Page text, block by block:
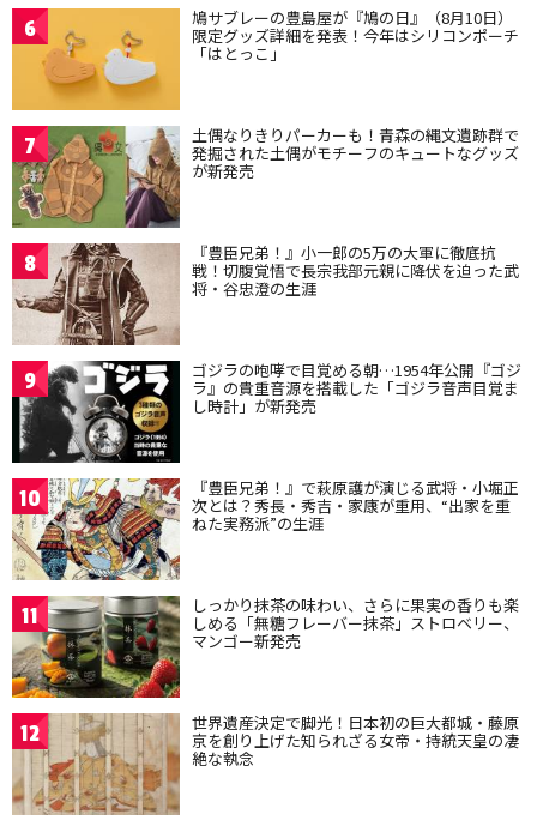
6 鳩サブレーの豊島屋が『鳩の日』（8月10日）
限定グッズ詳細を発表！今年はシリコンポーチ
「はとっこ」
7 土偶なりきりパーカーも！青森の縄文遺跡群で
発掘された土偶がモチーフのキュートなグッズ
が新発売
8 『豊臣兄弟！』小一郎の5万の大軍に徹底抗
戦！切腹覚悟で長宗我部元親に降伏を迫った武
将・谷忠澄の生涯
9 ゴジラの咆哮で目覚める朝…1954年公開『ゴジ
ラ』の貴重音源を搭載した「ゴジラ音声目覚ま
し時計」が新発売
10 『豊臣兄弟！』で萩原護が演じる武将・小堀正
次とは？秀長・秀吉・家康が重用、“出家を重
ねた実務派”の生涯
11 しっかり抹茶の味わい、さらに果実の香りも楽
しめる「無糖フレーバー抹茶」ストロベリー、
マンゴー新発売
12 世界遺産決定で脚光！日本初の巨大都城・藤原
京を創り上げた知られざる女帝・持統天皇の凄
絶な執念